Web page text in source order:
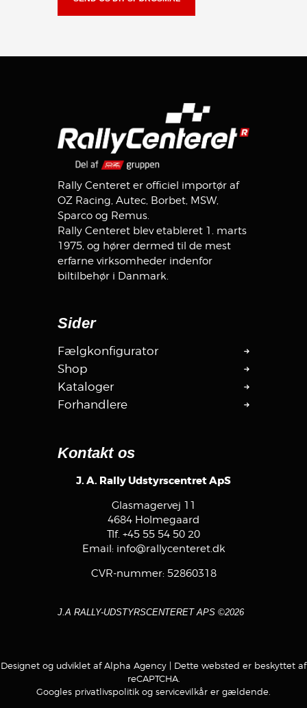
Rally Centeret er officiel importør af
OZ Racing, Autec, Borbet, MSW,
Sparco og Remus.
Rally Centeret blev etableret 1. marts
1975, og hører dermed til de mest
erfarne virksomheder indenfor
biltilbehør i Danmark.
Sider
Fælgkonfigurator
Shop
Kataloger
Forhandlere
Kontakt os
J. A. Rally Udstyrscentret ApS
Glasmagervej 11
4684 Holmegaard
Tlf. +45 55 54 50 20
Email: info@rallycenteret.dk
CVR-nummer: 52860318
J.A RALLY-UDSTYRSCENTERET APS ©2026
Designet og udviklet af Alpha Agency | Dette websted er beskyttet af
reCAPTCHA.
Googles privatlivspolitik og servicevilkår er gældende.